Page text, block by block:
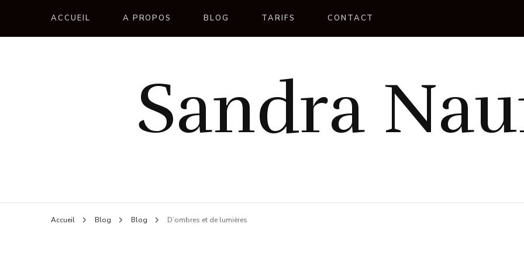
ACCUEIL A PROPOS BLOG TARIFS CONTACT
Sandra
Accueil Blog Blog D’ombres et de lumières